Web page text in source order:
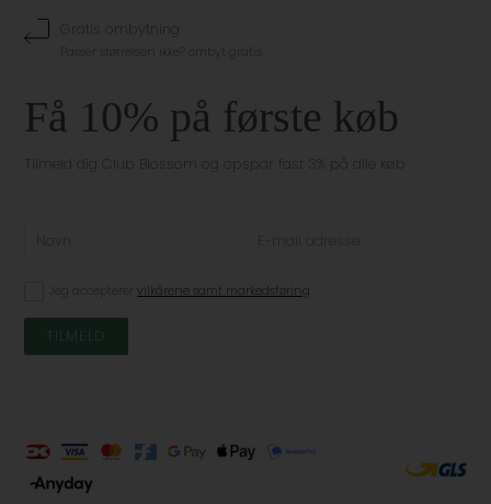
Gratis ombytning
Få 10% på første køb
Jeg accepterer